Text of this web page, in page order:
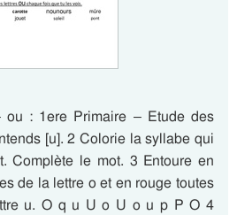
: 1ere Primaire – Etude des
[u]. 2 Colorie la syllabe qui
Complète le mot. 3 Entoure en
de la lettre o et en rouge toutes
u. O q u U o U o u p P O 4